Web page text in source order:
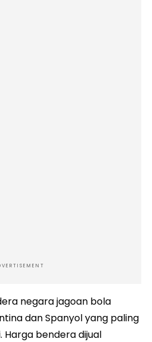
negara jagoan bola
dan Spanyol yang paling
bendera dijual